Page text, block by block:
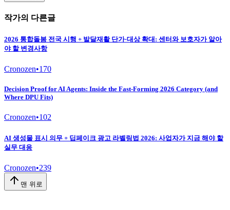
작가의 다른글
2026 통합돌봄 전국 시행 + 발달재활 단가·대상 확대: 센터와 보호자가 알아
야 할 변경사항
Cronozen•170
Decision Proof for AI Agents: Inside the Fast-Forming 2026 Category (and
Where DPU Fits)
Cronozen•102
AI 생성물 표시 의무 + 딥페이크 광고 라벨링법 2026: 사업자가 지금 해야 할
실무 대응
Cronozen•239
맨 위로